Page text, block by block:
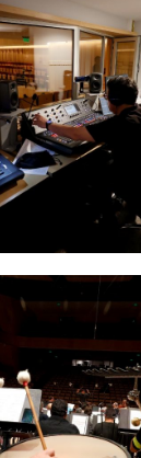
y del Departamento
control.